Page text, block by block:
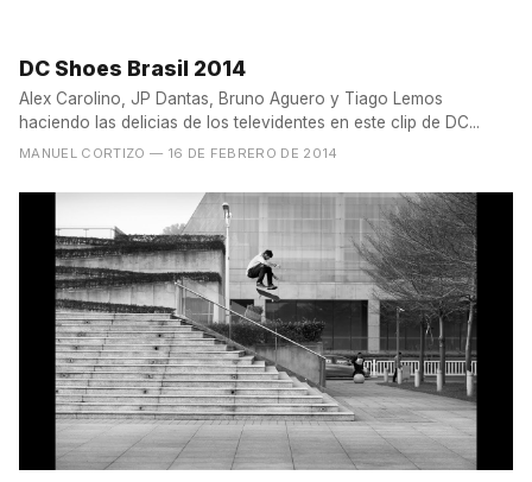
DC Shoes Brasil 2014
Alex Carolino, JP Dantas, Bruno Aguero y Tiago Lemos
haciendo las delicias de los televidentes en este clip de DC...
MANUEL CORTIZO — 16 DE FEBRERO DE 2014